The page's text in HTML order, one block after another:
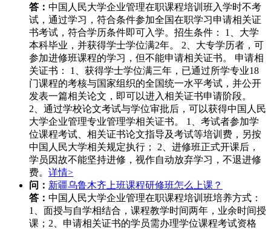
答： 中国人民大学企业管理在职课程培训班入学时不考
试，通过学习，符合条件参加全国在职学习申请相关证
书考试，符合学历条件即可入学。招生条件： 1、大学
本科毕业，并获得学士学位满2年。 2、大专学历者，可
参加进修班课程的学习，但不能申请相关证书。 申请相
关证书： 1、获得学士学位满三年，已通过所学专业18
门课程的考核与国家组织的全国统一水平考试，并公开
发表一篇相关论文，即可以进入相关证书申请阶段。
2、通过学校论文考试与学位审批后，可以获得中国人民
大学企业管理专业管理学相关证书。 1、考试者参加学
位课程考试、相关证书论文指导及考试等培训费，另按
中国人民大学相关规定执行； 2、进修班正式开课后，
学员因故不能坚持进修，视作自动放弃学习，不退进修
费。 详情>
问： 新疆乌鲁木齐上班课程研修班怎么上课？
答： 中国人民大学企业管理在职课程培训班培养方式：
1、面授与自学相结合，课程教学时间两年，业余时间授
课；2、申请相关证书的学员需办理学位课程考试资格